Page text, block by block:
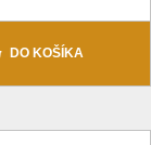
DO KOŠÍKA